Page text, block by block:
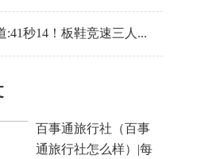
:41秒14！板鞋竞速三人...
百事通旅行社（百事
通旅行社怎么样）|每